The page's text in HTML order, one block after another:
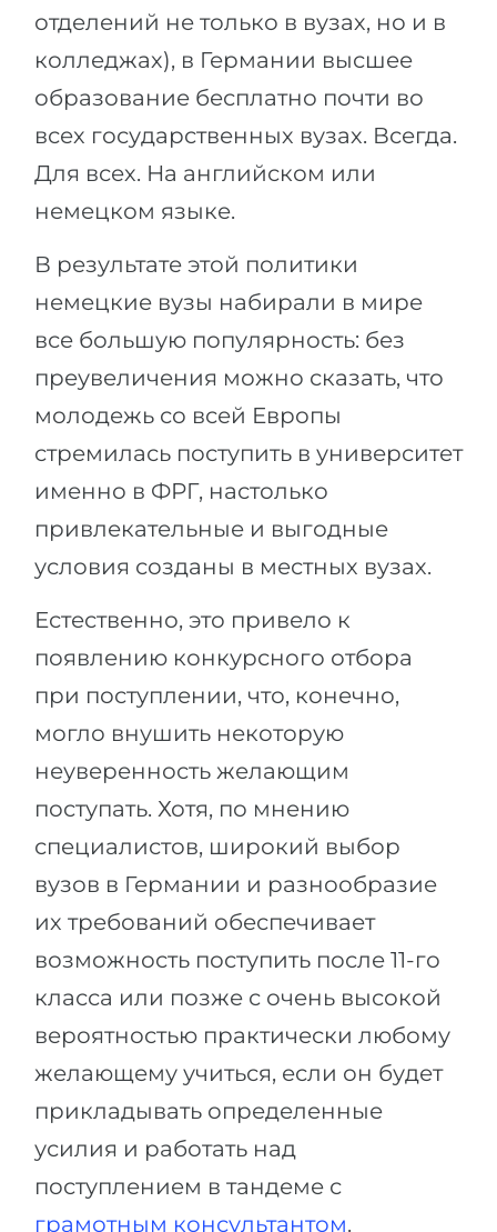
отделений не только в вузах, но и в
колледжах), в Германии высшее
образование бесплатно почти во
всех государственных вузах. Всегда.
Для всех. На английском или
немецком языке.
В результате этой политики
немецкие вузы набирали в мире
все большую популярность: без
преувеличения можно сказать, что
молодежь со всей Европы
стремилась поступить в университет
именно в ФРГ, настолько
привлекательные и выгодные
условия созданы в местных вузах.
Естественно, это привело к
появлению конкурсного отбора
при поступлении, что, конечно,
могло внушить некоторую
неуверенность желающим
поступать. Хотя, по мнению
специалистов, широкий выбор
вузов в Германии и разнообразие
их требований обеспечивает
возможность поступить после 11-го
класса или позже с очень высокой
вероятностью практически любому
желающему учиться, если он будет
прикладывать определенные
усилия и работать над
поступлением в тандеме с
грамотным консультантом.